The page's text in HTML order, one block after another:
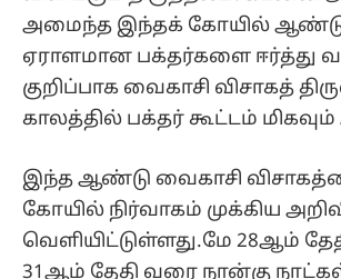
அமைந்த இந்தக் கோயில் ஆண்டு
ஏராளமான பக்தர்களை ஈர்த்து
குறிப்பாக வைகாசி விசாகத்
காலத்தில் பக்தர் கூட்டம் மிகவும்
இந்த ஆண்டு வைகாசி
கோயில் நிர்வாகம் முக்கிய
வெளியிட்டுள்ளது.மே 28ஆம்
31ஆம் தேதி வரை நான்கு நாட்கள்